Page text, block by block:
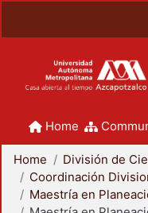
Home
Home